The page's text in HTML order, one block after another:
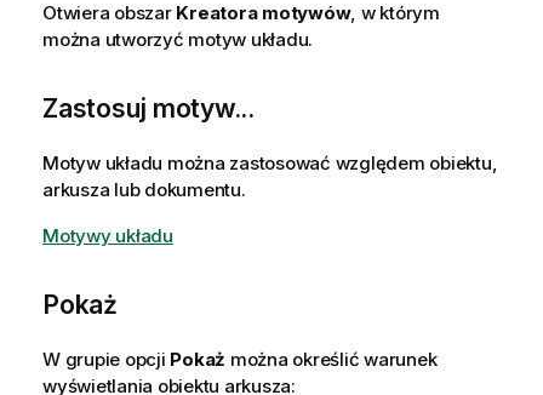
Otwiera obszar Kreatora motywów, w którym
można utworzyć motyw układu.
Zastosuj motyw...
Motyw układu można zastosować względem obiektu,
arkusza lub dokumentu.
Motywy układu
Pokaż
W grupie opcji Pokaż można określić warunek
wyświetlania obiektu arkusza: